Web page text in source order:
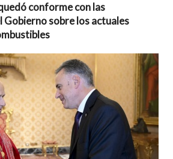
conforme con las
Gobierno sobre los actuales